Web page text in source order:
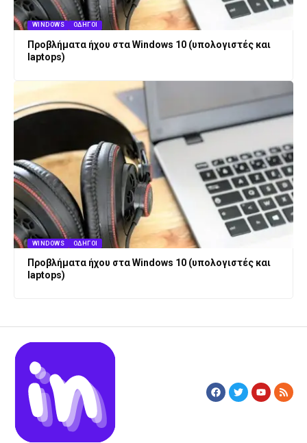
WINDOWS ΟΔΗΓΟΊ
Προβλήματα ήχου στα Windows 10 (υπολογιστές και
laptops)
WINDOWS ΟΔΗΓΟΊ
Προβλήματα ήχου στα Windows 10 (υπολογιστές και
laptops)